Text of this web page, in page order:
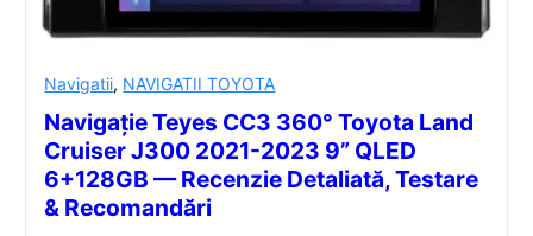
Navigatii, NAVIGATII TOYOTA
Navigație Teyes CC3 360° Toyota Land
Cruiser J300 2021-2023 9” QLED
6+128GB — Recenzie Detaliată, Testare
& Recomandări